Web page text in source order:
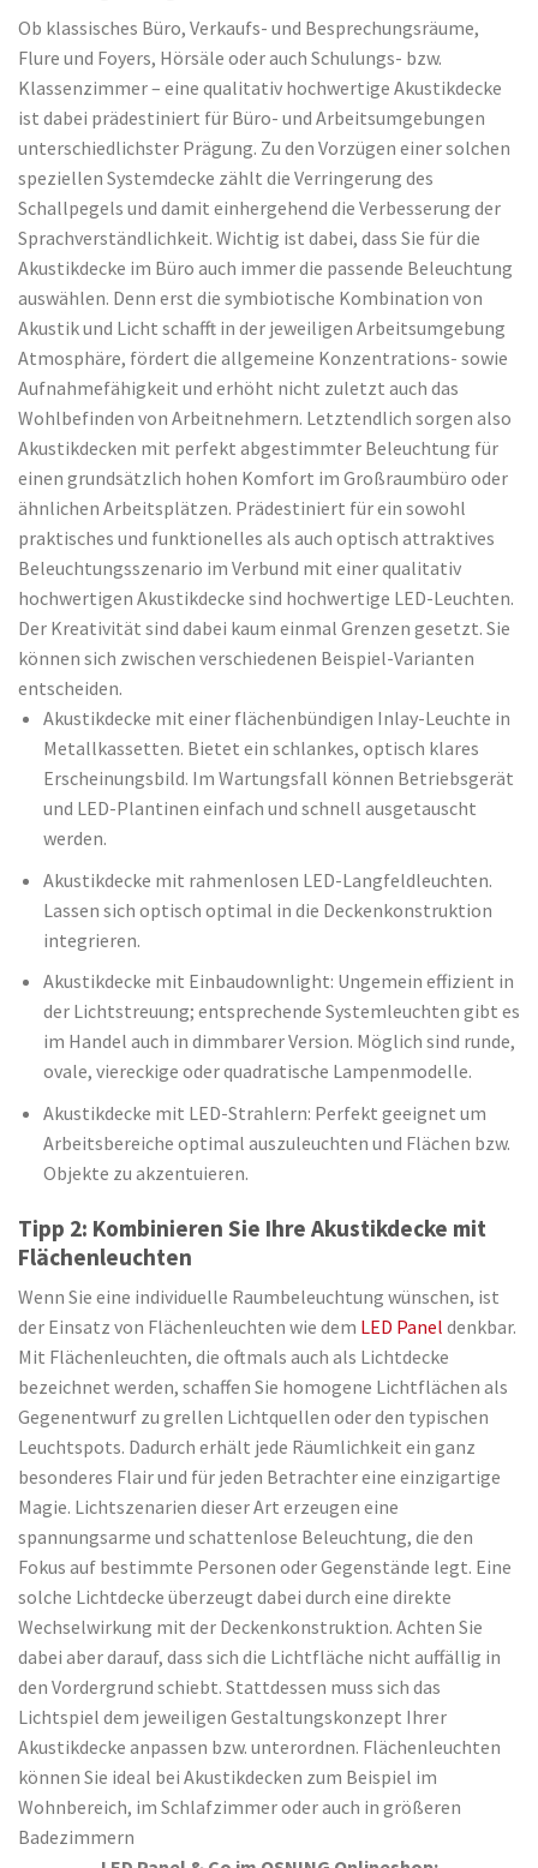
Ob klassisches Büro, Verkaufs- und Besprechungsräume,
Flure und Foyers, Hörsäle oder auch Schulungs- bzw.
Klassenzimmer – eine qualitativ hochwertige Akustikdecke
ist dabei prädestiniert für Büro- und Arbeitsumgebungen
unterschiedlichster Prägung. Zu den Vorzügen einer solchen
speziellen Systemdecke zählt die Verringerung des
Schallpegels und damit einhergehend die Verbesserung der
Sprachverständlichkeit. Wichtig ist dabei, dass Sie für die
Akustikdecke im Büro auch immer die passende Beleuchtung
auswählen. Denn erst die symbiotische Kombination von
Akustik und Licht schafft in der jeweiligen Arbeitsumgebung
Atmosphäre, fördert die allgemeine Konzentrations- sowie
Aufnahmefähigkeit und erhöht nicht zuletzt auch das
Wohlbefinden von Arbeitnehmern. Letztendlich sorgen also
Akustikdecken mit perfekt abgestimmter Beleuchtung für
einen grundsätzlich hohen Komfort im Großraumbüro oder
ähnlichen Arbeitsplätzen. Prädestiniert für ein sowohl
praktisches und funktionelles als auch optisch attraktives
Beleuchtungsszenario im Verbund mit einer qualitativ
hochwertigen Akustikdecke sind hochwertige LED-Leuchten.
Der Kreativität sind dabei kaum einmal Grenzen gesetzt. Sie
können sich zwischen verschiedenen Beispiel-Varianten
entscheiden.
Akustikdecke mit einer flächenbündigen Inlay-Leuchte in
Metallkassetten. Bietet ein schlankes, optisch klares
Erscheinungsbild. Im Wartungsfall können Betriebsgerät
und LED-Plantinen einfach und schnell ausgetauscht
werden.
Akustikdecke mit rahmenlosen LED-Langfeldleuchten.
Lassen sich optisch optimal in die Deckenkonstruktion
integrieren.
Akustikdecke mit Einbaudownlight: Ungemein effizient in
der Lichtstreuung; entsprechende Systemleuchten gibt es
im Handel auch in dimmbarer Version. Möglich sind runde,
ovale, viereckige oder quadratische Lampenmodelle.
Akustikdecke mit LED-Strahlern: Perfekt geeignet um
Arbeitsbereiche optimal auszuleuchten und Flächen bzw.
Objekte zu akzentuieren.
Tipp 2: Kombinieren Sie Ihre Akustikdecke mit
Flächenleuchten
Wenn Sie eine individuelle Raumbeleuchtung wünschen, ist
der Einsatz von Flächenleuchten wie dem LED Panel denkbar.
Mit Flächenleuchten, die oftmals auch als Lichtdecke
bezeichnet werden, schaffen Sie homogene Lichtflächen als
Gegenentwurf zu grellen Lichtquellen oder den typischen
Leuchtspots. Dadurch erhält jede Räumlichkeit ein ganz
besonderes Flair und für jeden Betrachter eine einzigartige
Magie. Lichtszenarien dieser Art erzeugen eine
spannungsarme und schattenlose Beleuchtung, die den
Fokus auf bestimmte Personen oder Gegenstände legt. Eine
solche Lichtdecke überzeugt dabei durch eine direkte
Wechselwirkung mit der Deckenkonstruktion. Achten Sie
dabei aber darauf, dass sich die Lichtfläche nicht auffällig in
den Vordergrund schiebt. Stattdessen muss sich das
Lichtspiel dem jeweiligen Gestaltungskonzept Ihrer
Akustikdecke anpassen bzw. unterordnen. Flächenleuchten
können Sie ideal bei Akustikdecken zum Beispiel im
Wohnbereich, im Schlafzimmer oder auch in größeren
Badezimmern